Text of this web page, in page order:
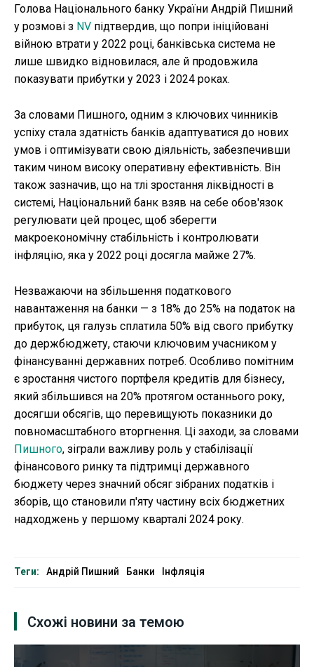
Голова Національного банку України Андрій Пишний
у розмові з NV підтвердив, що попри ініційовані
війною втрати у 2022 році, банківська система не
лише швидко відновилася, але й продовжила
показувати прибутки у 2023 і 2024 роках.
За словами Пишного, одним з ключових чинників
успіху стала здатність банків адаптуватися до нових
умов і оптимізувати свою діяльність, забезпечивши
таким чином високу оперативну ефективність. Він
також зазначив, що на тлі зростання ліквідності в
системі, Національний банк взяв на себе обов'язок
регулювати цей процес, щоб зберегти
макроекономічну стабільність і контролювати
інфляцію, яка у 2022 році досягла майже 27%.
Незважаючи на збільшення податкового
навантаження на банки — з 18% до 25% на податок на
прибуток, ця галузь сплатила 50% від свого прибутку
до держбюджету, стаючи ключовим учасником у
фінансуванні державних потреб. Особливо помітним
є зростання чистого портфеля кредитів для бізнесу,
який збільшився на 20% протягом останнього року,
досягши обсягів, що перевищують показники до
повномасштабного вторгнення. Ці заходи, за словами
Пишного, зіграли важливу роль у стабілізації
фінансового ринку та підтримці державного
бюджету через значний обсяг зібраних податків і
зборів, що становили п'яту частину всіх бюджетних
надходжень у першому кварталі 2024 року.
Теги: Андрій Пишний Банки Інфляція
Схожі новини за темою